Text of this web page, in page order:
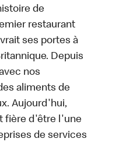
de
restaurant
ses portes à
Depuis
nos
aliments de
Aujourd'hui,
fière d'être l'une
de services